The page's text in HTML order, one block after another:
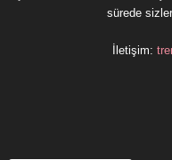
sürede
İletişim: